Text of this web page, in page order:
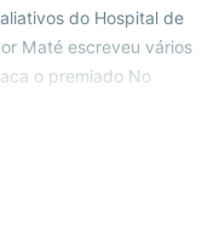
do Hospital de
Maté escreveu vários
o premiado No